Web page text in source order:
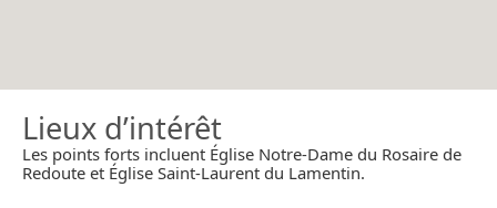
Lieux d’intérêt
Les points forts incluent Église Notre-Dame du Rosaire de
Redoute et Église Saint-Laurent du Lamentin.